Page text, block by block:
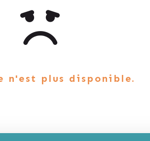
n'est plus disponible.